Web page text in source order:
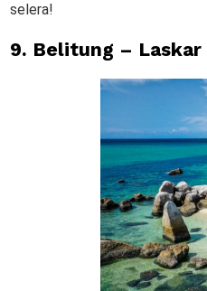
selera!
9. Belitung – Laskar